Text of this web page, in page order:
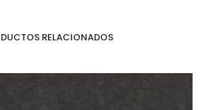
RELACIONADOS